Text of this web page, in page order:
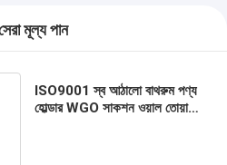
মূল্য পান
ISO9001 স্ব আঠালো বাথরুম পণ্য
হোল্ডার WGO সাকশন ওয়াল তোয়ালে